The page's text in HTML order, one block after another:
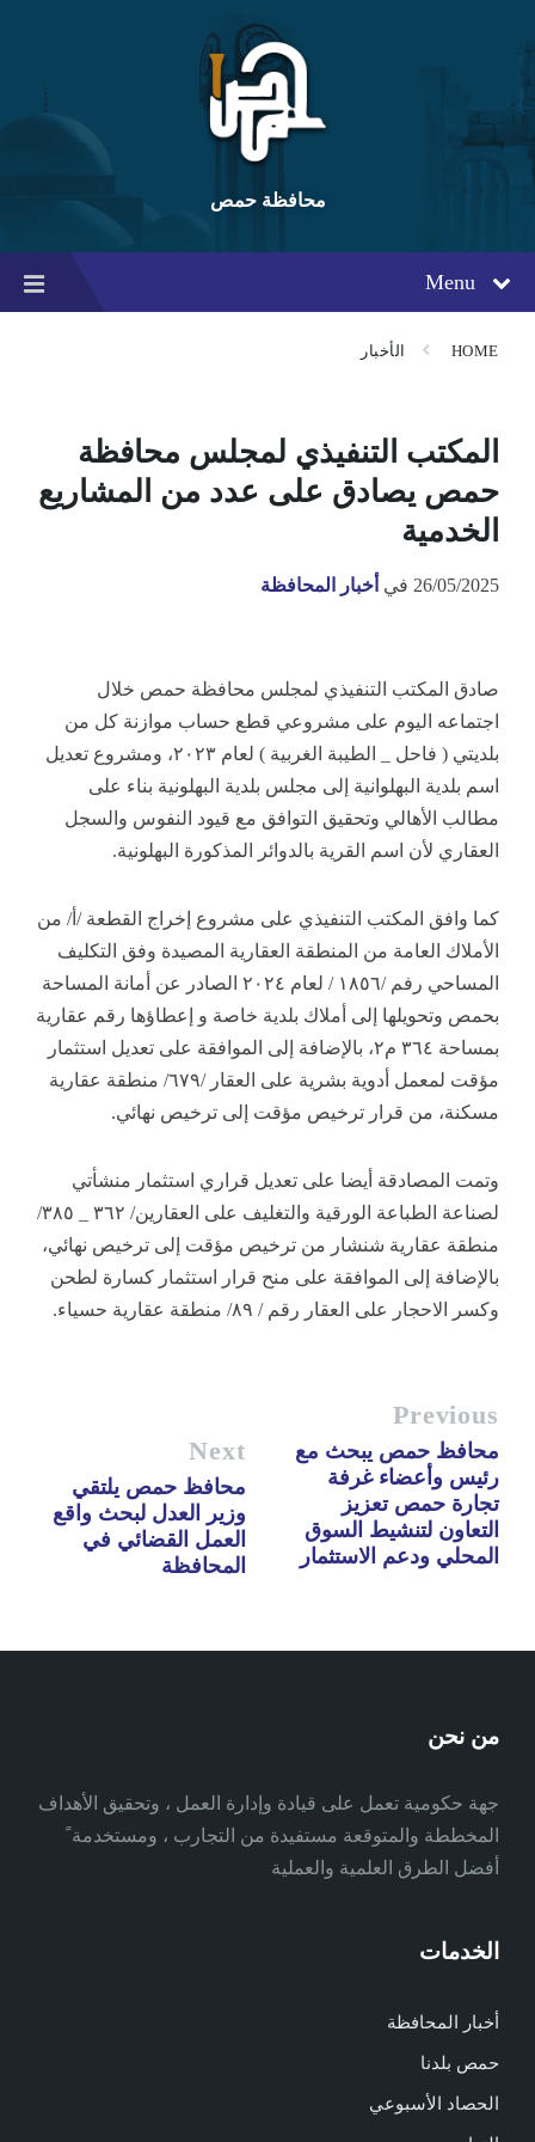
content
main
navigation
footer
محافظة حمص
Menu
HOME الأخبار
المكتب التنفيذي لمجلس محافظة
حمص يصادق على عدد من المشاريع
الخدمية
26/05/2025 في أخبار المحافظة
صادق المكتب التنفيذي لمجلس محافظة حمص خلال
اجتماعه اليوم على مشروعي قطع حساب موازنة كل من
بلديتي ( فاحل _ الطيبة الغربية ) لعام ٢٠٢٣، ومشروع تعديل
اسم بلدية البهلوانية إلى مجلس بلدية البهلونية بناء على
مطالب الأهالي وتحقيق التوافق مع قيود النفوس والسجل
العقاري لأن اسم القرية بالدوائر المذكورة البهلونية.
كما وافق المكتب التنفيذي على مشروع إخراج القطعة /أ/ من
الأملاك العامة من المنطقة العقارية المصيدة وفق التكليف
المساحي رفم /١٨٥٦ /
لعام ٢٠٢٤ الصادر عن أمانة المساحة
بحمص وتحويلها إلى أملاك بلدية خاصة و إعطاؤها رقم عقارية
بمساحة ٣٦٤ م٢، بالإضافة إلى الموافقة على تعديل استثمار
مؤقت لمعمل أدوية بشرية على العقار /٦٧٩/ منطقة عقارية
مسكنة، من قرار ترخيص مؤقت إلى ترخيص نهائي.
وتمت المصادقة أيضا على تعديل قراري استثمار منشأتي
لصناعة الطباعة الورقية والتغليف على العقارين/ ٣٦٢ _ ٣٨٥/
منطقة عقارية شنشار من ترخيص مؤقت إلى ترخيص نهائي،
بالإضافة إلى الموافقة على منح قرار استثمار كسارة لطحن
وكسر الاحجار على العقار رقم / ٨٩/ منطقة عقارية حسياء.
Previous
محافظ حمص يبحث مع
رئيس وأعضاء غرفة
تجارة حمص تعزيز
التعاون لتنشيط السوق
المحلي ودعم الاستثمار
Next
محافظ حمص يلتقي
وزير العدل لبحث واقع
العمل القضائي في
المحافظة
من نحن
جهة حكومية تعمل على قيادة وإدارة العمل ، وتحقيق الأهداف
المخططة والمتوقعة مستفيدة من التجارب ، ومستخدمة ً
أفضل الطرق العلمية والعملية
الخدمات
أخبار المحافظة
حمص بلدنا
الحصاد الأسبوعي